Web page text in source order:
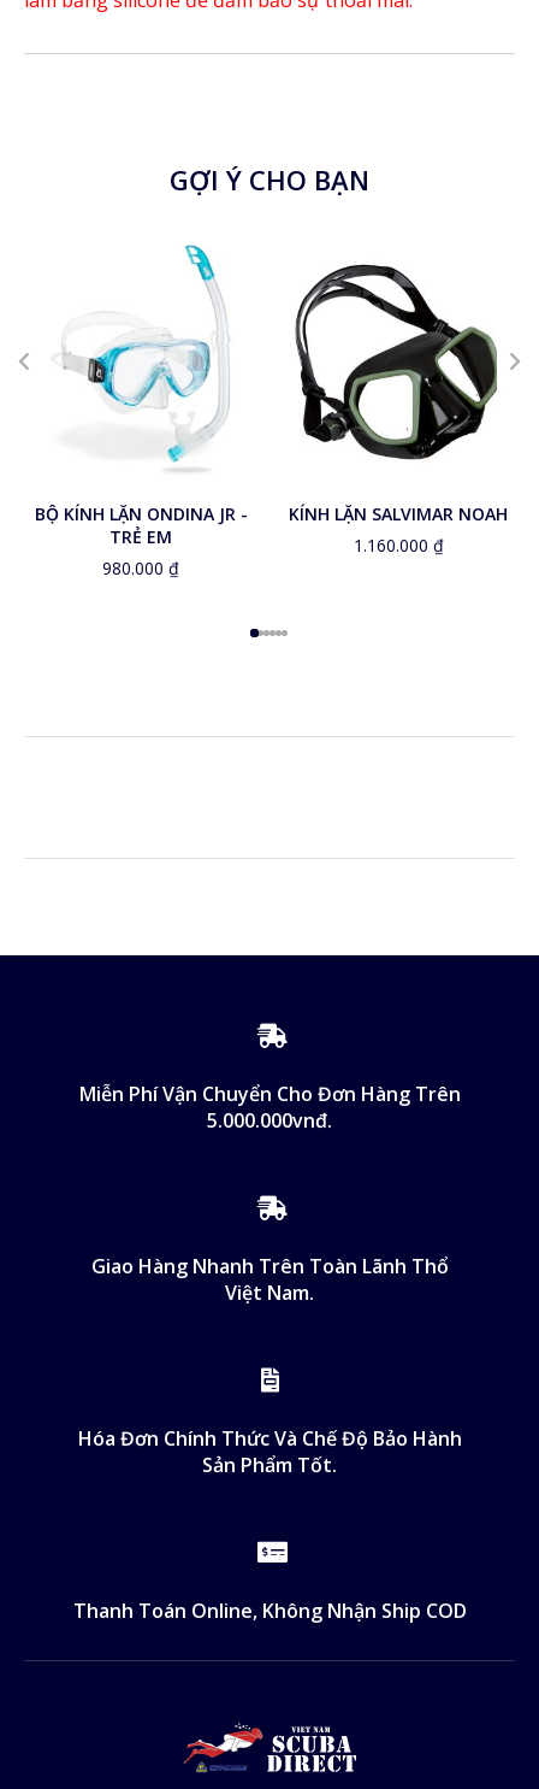
GỢI Ý CHO BẠN
Pink
BỘ KÍNH LẶN ONDINA JR -
TRẺ EM
980.000 ₫
KÍNH LẶN SALVIMAR NOAH
1.160.000 ₫
Miễn Phí Vận Chuyển Cho Đơn Hàng Trên
5.000.000vnđ.
Giao Hàng Nhanh Trên Toàn Lãnh Thổ
Việt Nam.
Hóa Đơn Chính Thức Và Chế Độ Bảo Hành
Sản Phẩm Tốt.
Thanh Toán Online, Không Nhận Ship COD